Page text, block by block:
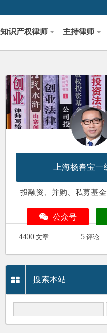
知识产权律师 主持律师
上海杨春宝一
投融资、并购、私募基
公众号
4400 文章 5 评论
搜索本站